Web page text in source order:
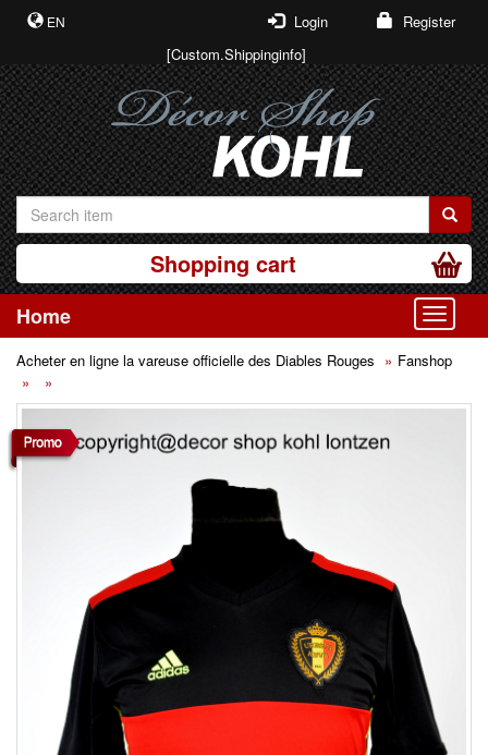
EN Register
Login
[Custom.Shippinginfo]
Shopping cart
Home
Acheter en ligne la vareuse officielle des Diables Rouges Fanshop